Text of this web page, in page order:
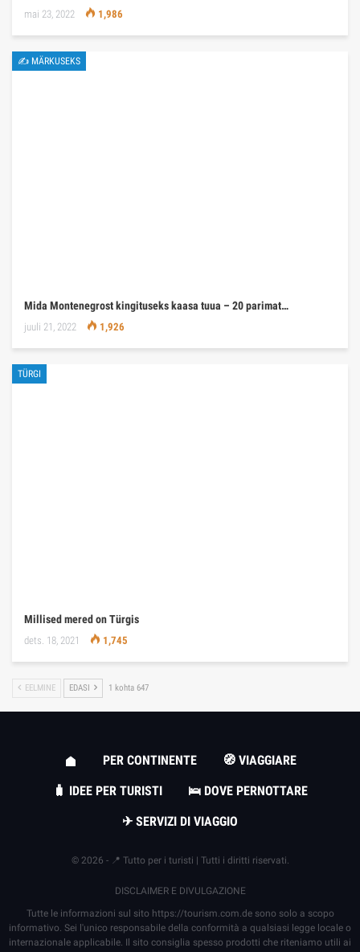
mai 23, 2022 1,986
✍ MÄRKUSEKS
Mida Montenegrost kingituseks kaasa tuua – 20 parimat…
juuli 21, 2022 1,926
TÜRGI
Millised mered on Türgis
dets. 18, 2021 1,745
EELMINE EDASI 1 kohta 647
PER CONTINENTE
🧭 VIAGGIARE
🧳 IDEE PER TURISTI
🛌 DOVE PERNOTTARE
✈ SERVIZI DI VIAGGIO
© 2026 - 📍 Tutto per i turisti | Tutti i diritti riservati.
DISCLAIMER E DIVULGAZIONE
Tutte le informazioni sul sito https://tourism.com.desono solo a scopo
informativo. Sei l'unico responsabile della conformità a qualsiasi legge locale o
internazionale applicabile. Il sito consiglia spesso prodotti che riteniamo utili ai